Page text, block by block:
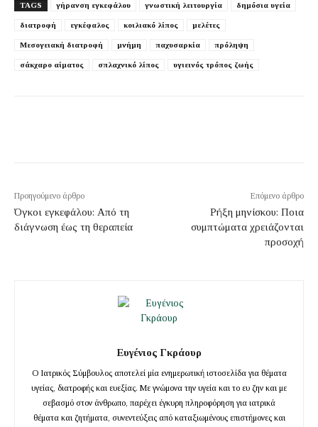
TAGS γήρανση εγκεφάλου γνωστική λειτουργία δημόσια υγεία
διατροφή εγκέφαλος κοιλιακό λίπος μελέτες
Μεσογειακή διατροφή μνήμη παχυσαρκία πρόληψη
σάκχαρο αίματος σπλαχνικό λίπος υγιεινός τρόπος ζωής
Προηγούμενο άρθρο
Όγκοι εγκεφάλου: Από τη
διάγνωση έως τη θεραπεία
Επόμενο άρθρο
Ρήξη μηνίσκου: Ποια
συμπτώματα χρειάζονται
προσοχή
Ευγένιος Γκράουρ
Ο Ιατρικός Σύμβουλος αποτελεί μία ενημερωτική ιστοσελίδα για θέματα
υγείας, διατροφής και ευεξίας. Με γνώμονα την υγεία και το ευ ζην και με
σεβασμό στον άνθρωπο, παρέχει έγκυρη πληροφόρηση για ιατρικά
θέματα και ζητήματα, συνεντεύξεις από καταξιωμένους επιστήμονες και